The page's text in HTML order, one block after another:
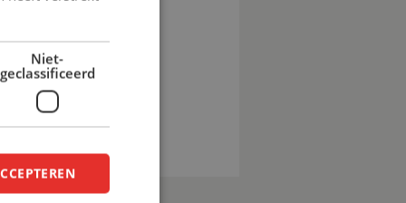
Niet-
geclassificeerd